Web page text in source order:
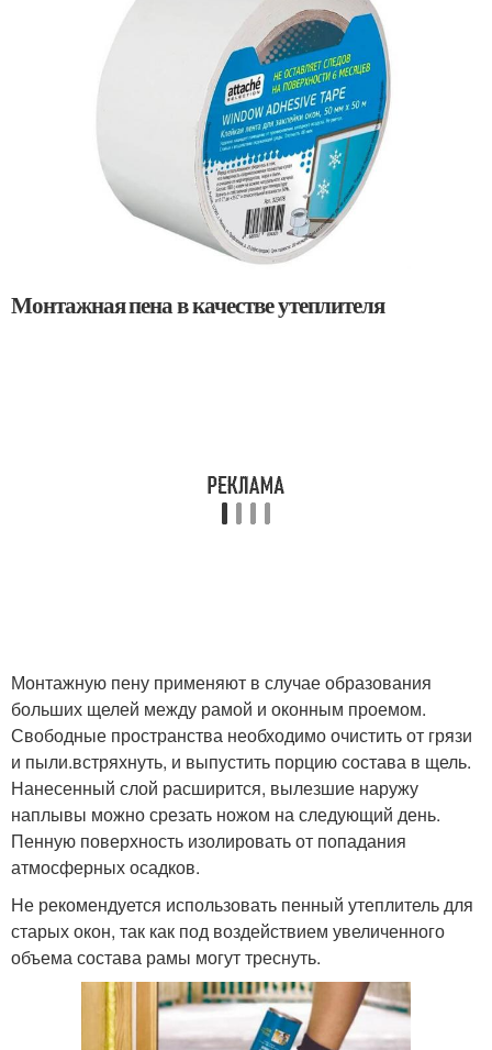
Монтажная пена в качестве утеплителя
Монтажную пену применяют в случае образования
больших щелей между рамой и оконным проемом.
Свободные пространства необходимо очистить от грязи
и пыли.встряхнуть, и выпустить порцию состава в щель.
Нанесенный слой расширится, вылезшие наружу
наплывы можно срезать ножом на следующий день.
Пенную поверхность изолировать от попадания
атмосферных осадков.
Не рекомендуется использовать пенный утеплитель для
старых окон, так как под воздействием увеличенного
объема состава рамы могут треснуть.